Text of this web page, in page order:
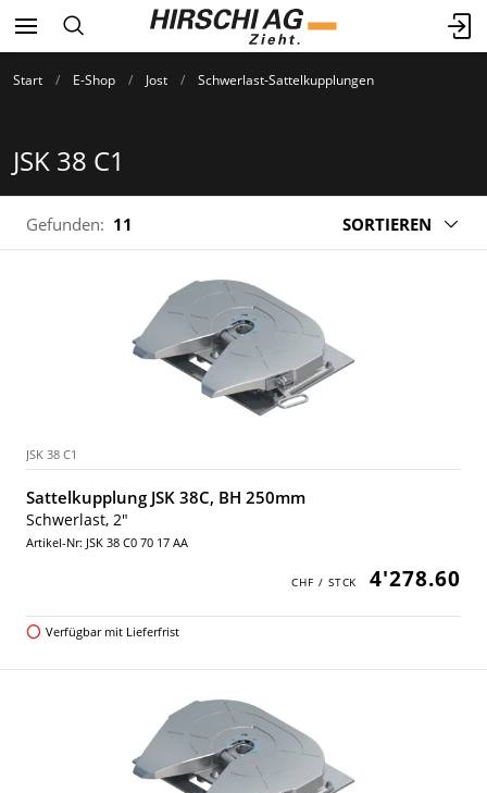
Start E-Shop Jost Schwerlast-Sattelkupplungen
JSK 38 C1
Gefunden: 11 SORTIEREN
JSK 38 C1
Sattelkupplung JSK 38C, BH 250mm
Schwerlast, 2"
Artikel-Nr: JSK 38 C0 70 17 AA
4'278.60
Verfügbar mit Lieferfrist